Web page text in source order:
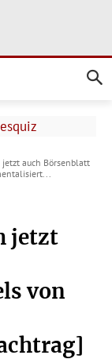
auch Börsenblatt
jetzt
von